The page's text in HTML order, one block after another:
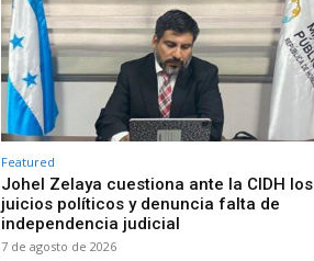
Featured
Johel Zelaya cuestiona ante la CIDH los
juicios políticos y denuncia falta de
independencia judicial
7 de agosto de 2026